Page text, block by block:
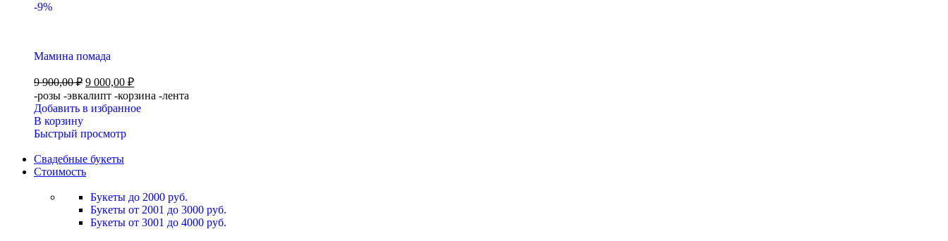
-9%
Мамина помада
9 900,00₽ 9 000,00 ₽
-розы -эвкалипт -корзина -лента
Добавить в избранное
В корзину
Быстрый просмотр
Свадебные букеты
Стоимость
Букеты до 2000 руб.
Букеты от 2001 до 3000 руб.
Букеты от 3001 до 4000 руб.